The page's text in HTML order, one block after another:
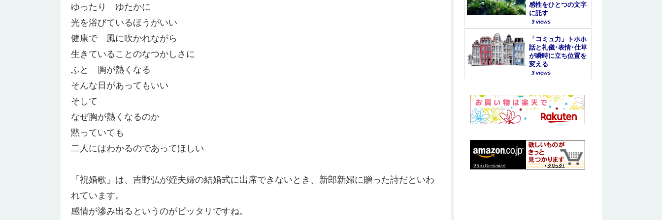
ゆったり ゆたかに
光を浴びているほうがいい
健康で 風に吹かれながら
生きていることのなつかしさに
ふと 胸が熱くなる
そんな日があってもいい
そして
なぜ胸が熱くなるのか
黙っていても
二人にはわかるのであってほしい
「祝婚歌」は、吉野弘が姪夫婦の結婚式に出席できないとき、新郎新婦に贈った詩だといわ
れています。
感情が滲み出るというのがピッタリですね。
感性をひとつの文字
に託す
3 views
「コミュ力」トホホ
話と礼儀･表情･仕草
が瞬時に立ち位置を
変える
3 views